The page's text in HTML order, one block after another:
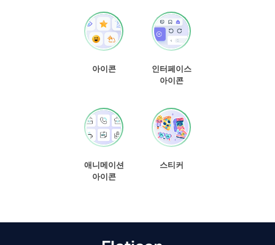
아이콘
인터페이스
아이콘
애니메이션
아이콘
스티커